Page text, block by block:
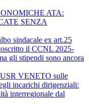
ATA:
SENZA
sindacale ex art.25
il CCNL 2025-
gli stipendi sono ancora
VENETO sulle
incarichi dirigenziali:
interregionale dal